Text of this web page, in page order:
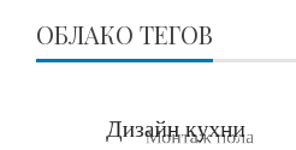
ОБЛАКО ТЕГОВ